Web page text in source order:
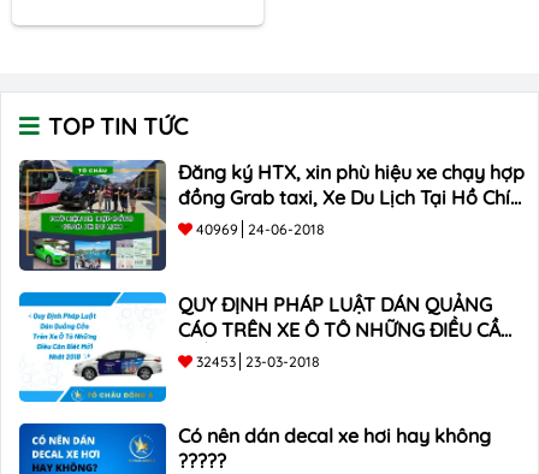
hoàn thiện các thủ tục
truyền thống tại cơ quan
cấp hộ chiếu?
TOP TIN TỨC
Đăng ký HTX, xin phù hiệu xe chạy hợp
đồng Grab taxi, Xe Du Lịch Tại Hồ Chí
Minh Giá Rẻ
40969 24-06-2018
QUY ĐỊNH PHÁP LUẬT DÁN QUẢNG
CÁO TRÊN XE Ô TÔ NHỮNG ĐIỀU CẦN
BIẾT mới nhất 2018 ???
32453 23-03-2018
Có nên dán decal xe hơi hay không
?????